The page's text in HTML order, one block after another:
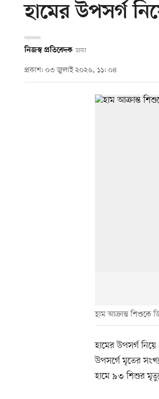
হামের উপসর্গ
নিজস্ব প্রতিবেদক ঢাকা
প্রকাশ: ০৩ জুলাই ২০২৬, ১১: ০৪
হাম আক্রান্ত শিশুকে
হামের উপসর্গ
উপসর্গে মৃতের
হামে ৯৩ শিশুর